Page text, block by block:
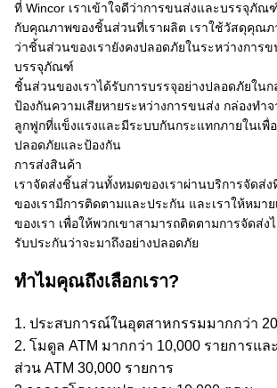
ที่ Wincor เราเข้าใจดีว่าการขนส่งและบรรจุภั
กับคุณภาพของชิ้นส่วนที่เราผลิต เราใช้วัสดุคุณภ
ว่าชิ้นส่วนของเรายังคงปลอดภัยในระหว่างการข
บรรจุภัณฑ์
ชิ้นส่วนของเราได้รับการบรรจุอย่างปลอดภัยในก
ป้องกันความเสียหายระหว่างการขนส่ง กล่องทำ
ลูกฟูกที่แข็งแรงและมีระบบกันกระแทกภายในเพื่
ปลอดภัยและป้องกัน
การส่งสินค้า
เราจัดส่งชิ้นส่วนทั้งหมดของเราผ่านบริการจัดส่ง
ของเรามีการติดตามและประกัน และเราให้หมา
ของเรา เพื่อให้พวกเขาสามารถติดตามการจัดส่ง
รับประกันว่าจะมาถึงอย่างปลอดภัย
ทำไมคุณถึงเลือกเรา?
1. ประสบการณ์ในอุตสาหกรรมมากกว่า
2. โมดูล ATM มากกว่า 10,000 รายการ
ส่วน ATM 30,000 รายการ